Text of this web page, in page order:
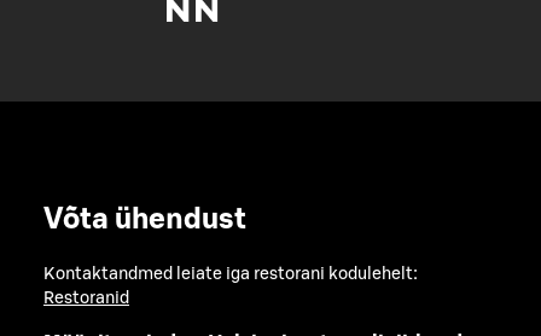
Võta ühendust
Kontaktandmed leiate iga restorani kodulehelt:
Restoranid